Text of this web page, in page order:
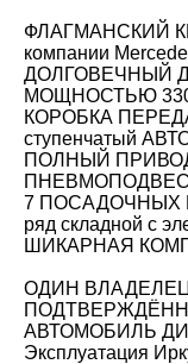
ФЛАГМАНСКИЙ
компании
ДОЛГОВЕЧНЫЙ
МОЩНОСТЬЮ 330
КОРОБКА
ступенчатый
ПОЛНЫЙ
7 ПОСАДОЧНЫХ
ряд складной с
ШИКАРНАЯ
ОДИН
АВТОМОБИЛЬ
Эксплуатация